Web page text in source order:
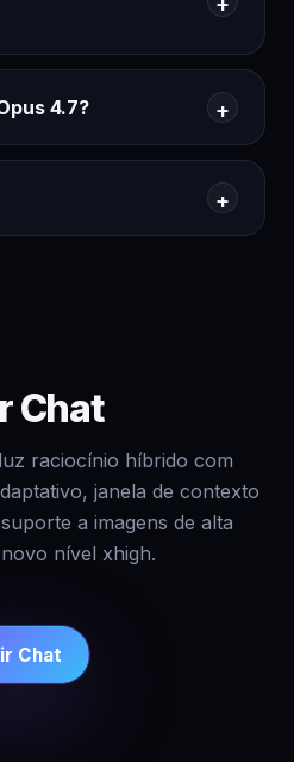
4.7?
Chat
raciocínio híbrido com
janela de contexto
a imagens de alta
nível xhigh.
Chat